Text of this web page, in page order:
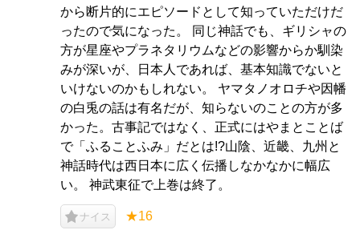
から断片的にエピソードとして知っていただけだ
ったので気になった。 同じ神話でも、ギリシャの
方が星座やプラネタリウムなどの影響からか馴染
みが深いが、日本人であれば、基本知識でないと
いけないのかもしれない。 ヤマタノオロチや因幡
の白兎の話は有名だが、知らないのことの方が多
かった。古事記ではなく、正式にはやまとことば
で「ふることふみ」だとは!?山陰、近畿、九州と
神話時代は西日本に広く伝播しなかなかに幅広
い。 神武東征で上巻は終了。
ナイス ★16